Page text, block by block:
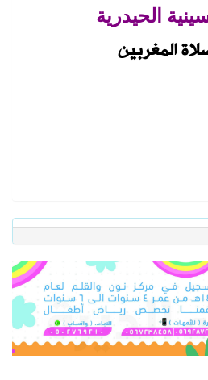
الحيدرية
المغربين